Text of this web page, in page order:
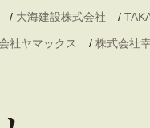
/ 大海建設株式会社 /
社ヤマックス / 株式会社